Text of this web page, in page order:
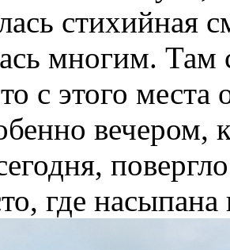
стихийная
многим. Там
с этого места
вечером,
где